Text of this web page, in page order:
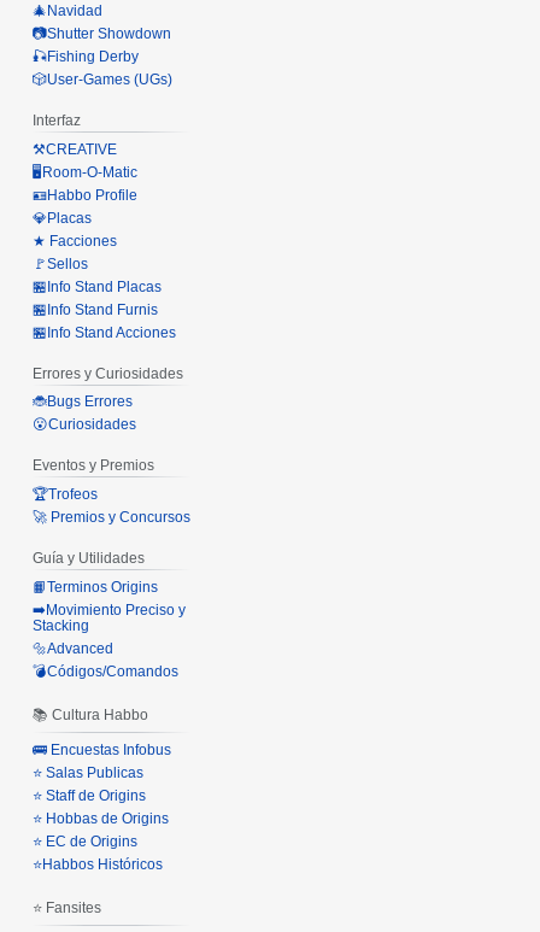
🎄Navidad
📷Shutter Showdown
🎣Fishing Derby
🎲User-Games (UGs)
Interfaz
⚒️CREATIVE
🖥️Room-O-Matic
🪪Habbo Profile
💎Placas
★ Facciones
🚩Sellos
🏪Info Stand Placas
🏪Info Stand Furnis
🏪Info Stand Acciones
Errores y Curiosidades
🐞Bugs Errores
😮Curiosidades
Eventos y Premios
🏆Trofeos
🚀 Premios y Concursos
Guía y Utilidades
📙Terminos Origins
➡️Movimiento Preciso y
Stacking
🔩Advanced
💣Códigos/Comandos
📚 Cultura Habbo
🚌 Encuestas Infobus
⭐ Salas Publicas
⭐ Staff de Origins
⭐ Hobbas de Origins
⭐ EC de Origins
⭐Habbos Históricos
⭐ Fansites